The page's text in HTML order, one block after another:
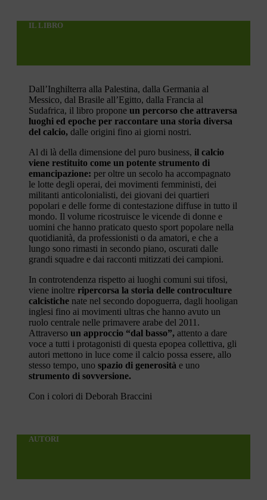
IL LIBRO
Dall’Inghilterra alla Palestina, dalla Germania al
Messico, dal Brasile all’Egitto, dalla Francia al
Sudafrica, il libro propone un percorso che attraversa
luoghi ed epoche per raccontare una storia diversa
del calcio, dalle origini fino ai giorni nostri.
Al di là della dimensione del puro business, il calcio
viene restituito come un potente strumento di
emancipazione: per oltre un secolo ha accompagnato
le lotte degli operai, dei movimenti femministi, dei
militanti anticolonialisti, dei giovani dei quartieri
popolari e delle forme di contestazione diffuse in tutto il
mondo. Il volume ricostruisce le vicende di donne e
uomini che hanno praticato questo sport popolare nella
quotidianità, da professionisti o da amatori, e che a
lungo sono rimasti in secondo piano, oscurati dalle
grandi squadre e dai racconti mitizzati dei campioni.
In controtendenza rispetto ai luoghi comuni sui tifosi,
viene inoltre ripercorsa la storia delle controculture
calcistiche nate nel secondo dopoguerra, dagli hooligan
inglesi fino ai movimenti ultras che hanno avuto un
ruolo centrale nelle primavere arabe del 2011.
Attraverso un approccio “dal basso”, attento a dare
voce a tutti i protagonisti di questa epopea collettiva, gli
autori mettono in luce come il calcio possa essere, allo
stesso tempo, uno spazio di generosità e uno
strumento di sovversione.
Con i colori di Deborah Braccini
AUTORI